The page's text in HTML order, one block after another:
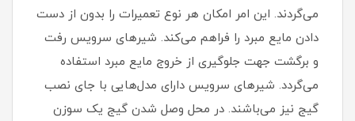
می‌گردند. این امر امکان هر نوع تعمیرات را بدون از دست
دادن مایع مبرد را فراهم می‌کند. شیرهای سرویس رفت
و برگشت جهت جلوگیری از خروج مایع مبرد استفاده
می‌گردد. شیرهای سرویس دارای مدل‌هایی با جای نصب
گیج نیز می‌باشند. در محل وصل شدن گیج یک سوزن